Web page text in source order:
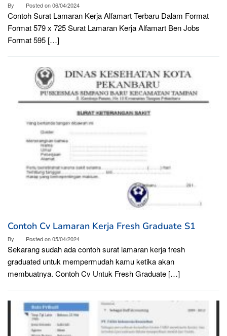
By Posted on06/04/2024
Contoh Surat Lamaran Kerja Alfamart Terbaru Dalam Format
Format 579 x 725 Surat Lamaran Kerja Alfamart Ben Jobs
Format 595 […]
Contoh Cv Lamaran Kerja Fresh Graduate S1
By Posted on05/04/2024
Sekarang sudah ada contoh surat lamaran kerja fresh
graduated untuk mempermudah kamu ketika akan
membuatnya. Contoh Cv Untuk Fresh Graduate […]